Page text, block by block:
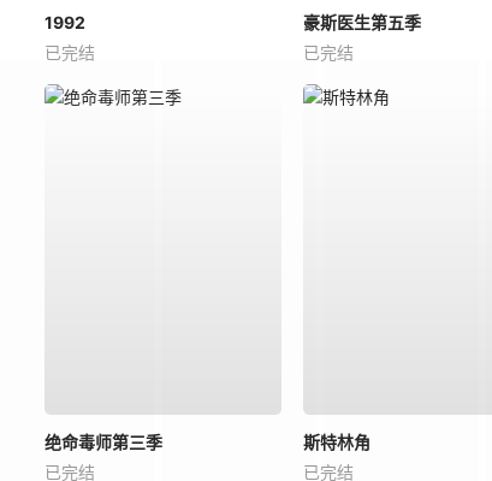
1992
已完结
豪斯医生第五季
已完结
绝命毒师第三季
已完结
斯特林角
已完结